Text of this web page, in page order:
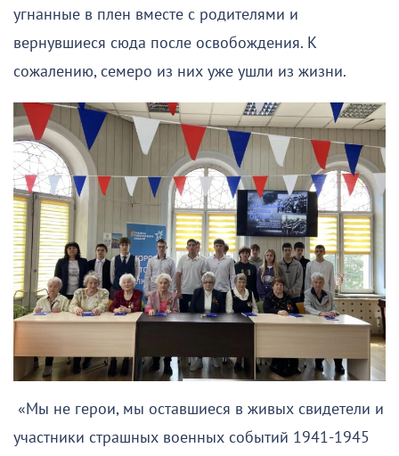
угнанные в плен вместе с родителями и
вернувшиеся сюда после освобождения. К
сожалению, семеро из них уже ушли из жизни.
«Мы не герои, мы оставшиеся в живых свидетели и
участники страшных военных событий 1941-1945